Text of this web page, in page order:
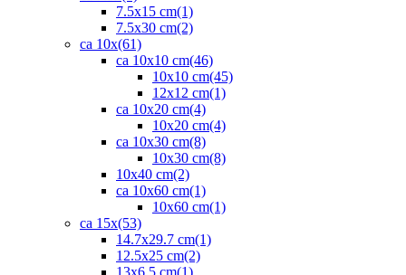
7.5x15 cm(1)
7.5x30 cm(2)
ca 10x(61)
ca 10x10 cm(46)
10x10 cm(45)
12x12 cm(1)
ca 10x20 cm(4)
10x20 cm(4)
ca 10x30 cm(8)
10x30 cm(8)
10x40 cm(2)
ca 10x60 cm(1)
10x60 cm(1)
ca 15x(53)
14.7x29.7 cm(1)
12.5x25 cm(2)